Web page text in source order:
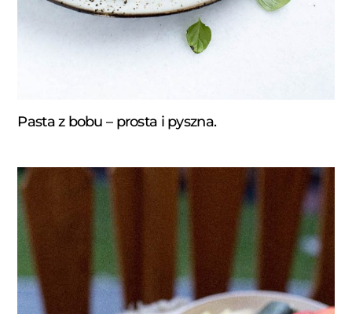
Pasta z bobu – prosta i pyszna.